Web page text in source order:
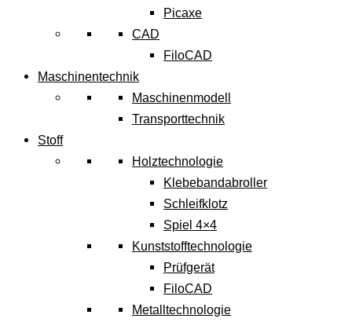
Picaxe
CAD
FiloCAD
Maschinentechnik
Maschinenmodell
Transporttechnik
Stoff
Holztechnologie
Klebebandabroller
Schleifklotz
Spiel 4×4
Kunststofftechnologie
Prüfgerät
FiloCAD
Metalltechnologie